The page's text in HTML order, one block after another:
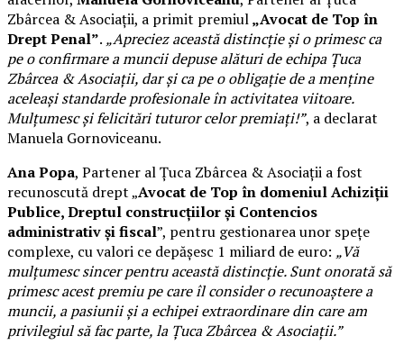
Zbârcea & Asociații, a primit premiul„Avocat de Top în
Drept Penal”. „Apreciez această distincție și o primesc ca
pe o confirmare a muncii depuse alături de echipa Țuca
Zbârcea & Asociații, dar și ca pe o obligație de a menține
aceleași standarde profesionale în activitatea viitoare.
Mulțumesc și felicitări tuturor celor premiați!”, a declarat
Manuela Gornoviceanu.
Ana Popa, Partener al Țuca Zbârcea & Asociații a fost
recunoscută drept „Avocat de Top în domeniul Achiziții
Publice, Dreptul construcțiilor și Contencios
administrativ și fiscal”, pentru gestionarea unor spețe
complexe, cu valori ce depășesc 1 miliard de euro: „Vă
mulțumesc sincer pentru această distincție. Sunt onorată să
primesc acest premiu pe care îl consider o recunoaștere a
muncii, a pasiunii și a echipei extraordinare din care am
privilegiul să fac parte, la Țuca Zbârcea & Asociații.”